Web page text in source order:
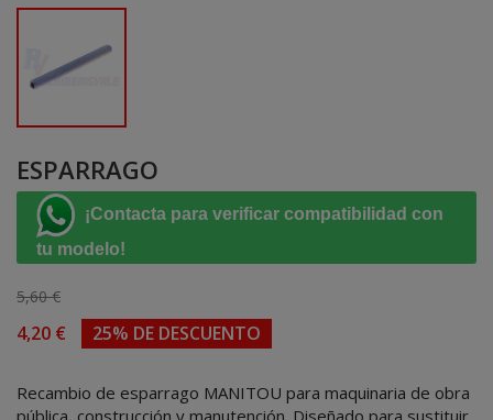
ESPARRAGO
¡Contacta para verificar compatibilidad con
tu modelo!
5,60 €
4,20 € 25% DE DESCUENTO
Recambio de esparrago MANITOU para maquinaria de obra
pública, construcción y manutención. Diseñado para sustituir